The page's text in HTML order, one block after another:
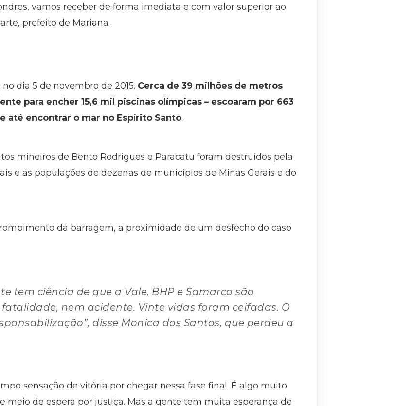
vamos receber de forma imediata e com valor superior ao
prefeito de Mariana.
dia 5 de novembro de 2015. Cerca de 39 milhões de metros
para encher 15,6 mil piscinas olímpicas – escoaram por 663
até encontrar o mar no Espírito Santo.
mineiros de Bento Rodrigues e Paracatu foram destruídos pela
e as populações de dezenas de municípios de Minas Gerais e do
da barragem, a proximidade de um desfecho do caso
tem ciência de que a Vale, BHP e Samarco são
nem acidente. Vinte vidas foram ceifadas. O
disse Monica dos Santos, que perdeu a
sensação de vitória por chegar nessa fase final. É algo muito
meio de espera por justiça. Mas a gente tem muita esperança de